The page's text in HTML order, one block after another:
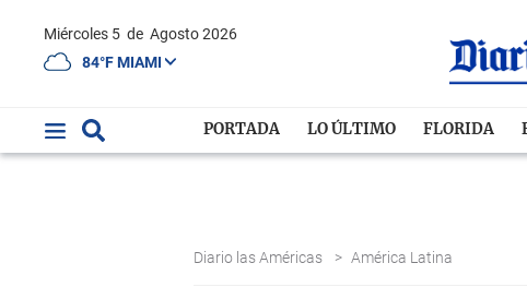
Miércoles 5 de Agosto 2026
84°F MIAMI
PORTADA LO ÚLTIMO FLORIDA
Diario las Américas > América Latina